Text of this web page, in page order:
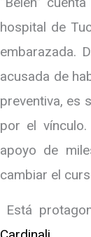
hospital de
embarazada.
acusada de
preventiva, es
por el
apoyo de
cambiar el
Está